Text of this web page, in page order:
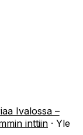
Ivalossa –
inttiin · Yle